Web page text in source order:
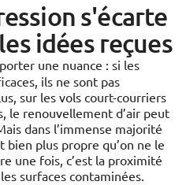
s'écarte
idées reçues
une nuance : si les
ils ne sont pas
sur les vols court-courriers
le renouvellement d’air peut
dans l’immense majorité
bien plus propre qu’on ne le
une fois, c’est la proximité
surfaces contaminées.